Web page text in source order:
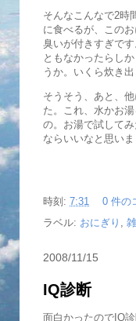
そんなこんなで2時
に食べるが、この
臭いが付きすぎで
ともなかったらし
うか。いくら炊き
そうそう、あと、
た。これ、水かお
の。お湯で試して
ならいいなと思い
時刻: 7:31
0 件の
ラベル: おにぎり ,
2008/11/15
IQ診断
面白かったのでIQ